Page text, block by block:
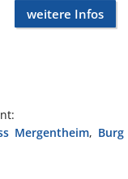
weitere Infos
Mergentheim, Burg